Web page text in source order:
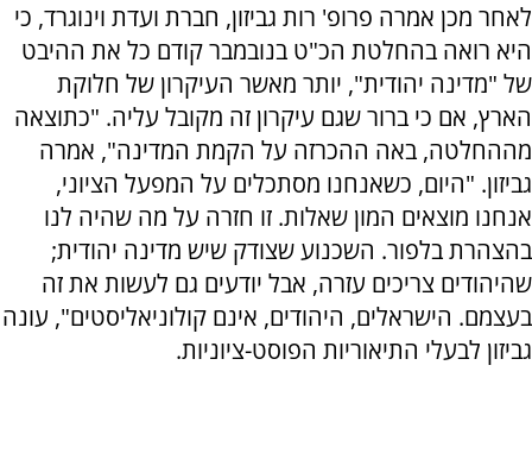
לאחר מכן אמרה פרופ' רות גביזון, חברת ועדת וינוגרד, כי
היא רואה בהחלטת הכ"ט בנובמבר קודם כל את ההיבט
של "מדינה יהודית", יותר מאשר העיקרון של חלוקת
הארץ, אם כי ברור שגם עיקרון זה מקובל עליה. "כתוצאה
מההחלטה, באה ההכרזה על הקמת המדינה", אמרה
גביזון. "היום, כשאנחנו מסתכלים על המפעל הציוני,
אנחנו מוצאים המון שאלות. זו חזרה על מה שהיה לנו
בהצהרת בלפור. השכנוע שצודק שיש מדינה יהודית;
שהיהודים צריכים עזרה, אבל יודעים גם לעשות את זה
בעצמם. הישראלים, היהודים, אינם קולוניאליסטים", עונה
גביזון לבעלי התיאוריות הפוסט-ציוניות.